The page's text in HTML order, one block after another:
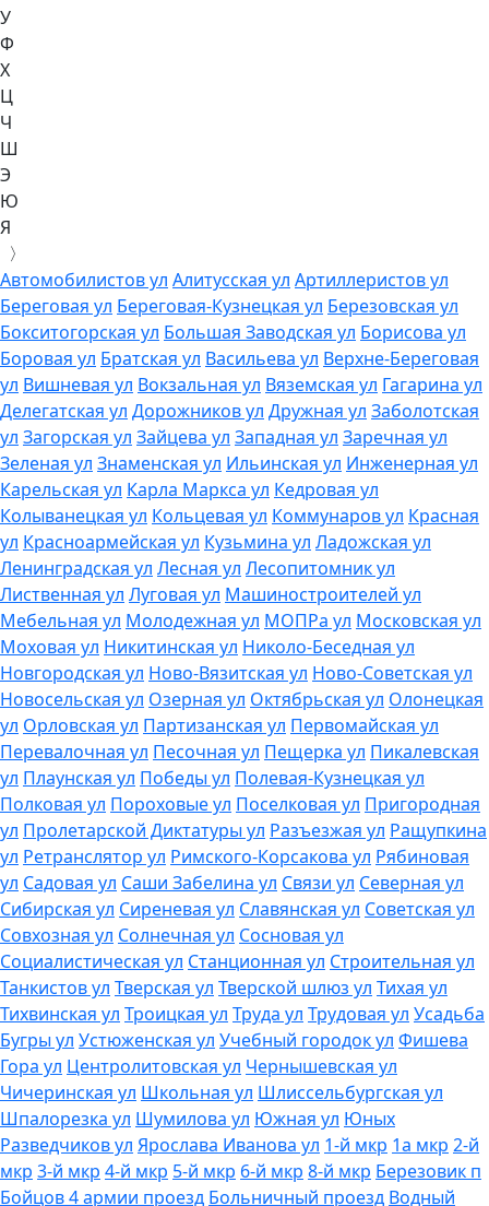
У
Ф
Х
Ц
Ч
Ш
Э
Ю
Я
〉
Автомобилистов ул Алитусская ул Артиллеристов ул
Береговая ул Береговая-Кузнецкая ул Березовская ул
Бокситогорская ул Большая Заводская ул Борисова ул
Боровая ул Братская ул Васильева ул Верхне-Береговая
ул Вишневая ул Вокзальная ул Вяземская ул Гагарина ул
Делегатская ул Дорожников ул Дружная ул Заболотская
ул Загорская ул Зайцева ул Западная ул Заречная ул
Зеленая ул Знаменская ул Ильинская ул Инженерная ул
Карельская ул Карла Маркса ул Кедровая ул
Колыванецкая ул Кольцевая ул Коммунаров ул Красная
ул Красноармейская ул Кузьмина ул Ладожская ул
Ленинградская ул Лесная ул Лесопитомник ул
Лиственная ул Луговая ул Машиностроителей ул
Мебельная ул Молодежная ул МОПРа ул Московская ул
Моховая ул Никитинская ул Николо-Беседная ул
Новгородская ул Ново-Вязитская ул Ново-Советская ул
Новосельская ул Озерная ул Октябрьская ул Олонецкая
ул Орловская ул Партизанская ул Первомайская ул
Перевалочная ул Песочная ул Пещерка ул Пикалевская
ул Плаунская ул Победы ул Полевая-Кузнецкая ул
Полковая ул Пороховые ул Поселковая ул Пригородная
ул Пролетарской Диктатуры ул Разъезжая ул Ращупкина
ул Ретранслятор ул Римского-Корсакова ул Рябиновая
ул Садовая ул Саши Забелина ул Связи ул Северная ул
Сибирская ул Сиреневая ул Славянская ул Советская ул
Совхозная ул Солнечная ул Сосновая ул
Социалистическая ул Станционная ул Строительная ул
Танкистов ул Тверская ул Тверской шлюз ул Тихая ул
Тихвинская ул Троицкая ул Труда ул Трудовая ул Усадьба
Бугры ул Устюженская ул Учебный городок ул Фишева
Гора ул Центролитовская ул Чернышевская ул
Чичеринская ул Школьная ул Шлиссельбургская ул
Шпалорезка ул Шумилова ул Южная ул Юных
Разведчиков ул Ярослава Иванова ул 1-й мкр 1а мкр 2-й
мкр 3-й мкр 4-й мкр 5-й мкр 6-й мкр 8-й мкр Березовик п
Бойцов 4 армии проезд Больничный проезд Водный